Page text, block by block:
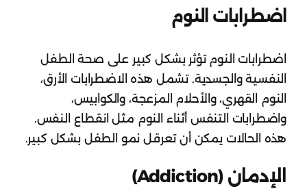
اضطرابات النوم
اضطرابات النوم تؤثر بشكل كبير على صحة الطفل
النفسية والجسدية. تشمل هذه الاضطرابات الأرق،
النوم القهري، والأحلام المزعجة، والكوابيس،
واضطرابات التنفس أثناء النوم مثل انقطاع النفس.
هذه الحالات يمكن أن تعرقل نمو الطفل بشكل كبير.
الإدمان (Addiction)